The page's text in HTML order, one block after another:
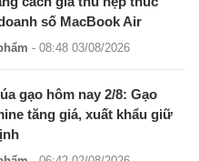
số MacBook Air
- 08:48 03/08/2026
gạo hôm nay 2/8: Gạo
tăng giá, xuất khẩu giữ